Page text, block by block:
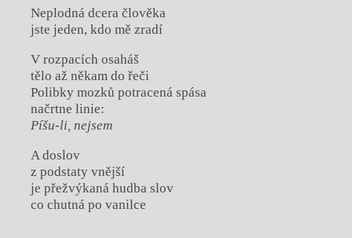
Neplodná dcera člověka
jste jeden, kdo mě zradí
V rozpacích osaháš
tělo až někam do řeči
Polibky mozků potracená spása
načrtne linie:
Píšu-li, nejsem
A doslov
z podstaty vnější
je přežvýkaná hudba slov
co chutná po vanilce